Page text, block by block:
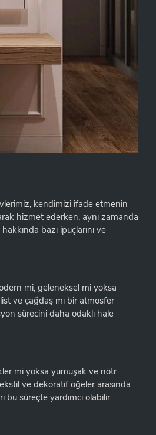
kendimizi ifade etmenin
hizmet ederken, aynı zamanda
bazı ipuçlarını ve
mi, geleneksel mi yoksa
ve çağdaş mı bir atmosfer
sürecini daha odaklı hale
mi yoksa yumuşak ve nötr
ve dekoratif öğeler arasında
süreçte yardımcı olabilir.